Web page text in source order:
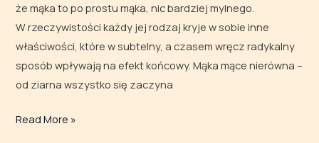
że mąka to po prostu mąka, nic bardziej mylnego.
W rzeczywistości każdy jej rodzaj kryje w sobie inne
właściwości, które w subtelny, a czasem wręcz radykalny
sposób wpływają na efekt końcowy. Mąka mące nierówna –
od ziarna wszystko się zaczyna
Read More »